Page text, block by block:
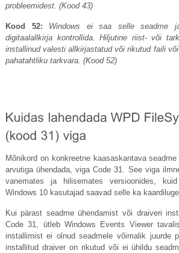
probleemidest. (Kood ​​43)
Kood 52:
Windows ei saa selle seadme
digitaalallkirja kontrollida. Hiljutine riist- või
installinud valesti allkirjastatud või rikutud faili
pahatahtliku tarkvara. (Kood ​​52)
Mõnikord on konkreetne kaasaskantava
arvutiga ühendada, viga Code 31. See viga
vanemates ja hilisemates versioonides,
Windows 10 kasutajad saavad selle ka
Kui pärast seadme ühendamist või draiveri
Code 31, ütleb Windows Events Viewer
installimist ei olnud seadmele võimalik juurde
installitud draiver on rikutud või ei ühildu